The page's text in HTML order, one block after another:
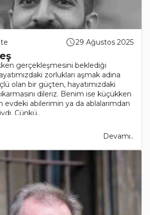
29 Ağustos 2025
gerçekleşmesini beklediği
zorlukları aşmak adına
olan bir güçten, hayatımızdaki
dileriz. Benim ise küçükken
abilerimin ya da ablalarımdan
Çünkü..
Devamı..